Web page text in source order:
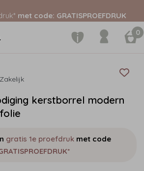
met code: GRATISPROEFDRUK
0
Zakelijk
kerstborrel modern
gratis 1e proefdruk met code